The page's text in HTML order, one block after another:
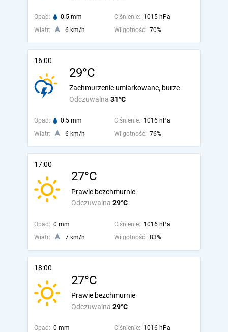
Opad: 0.5 mm Ciśnienie: 1015 hPa
Wiatr:
6 km/h Wilgotność: 70%
16:00
29°C
Odczuwalna 31°C
Zachmurzenie umiarkowane, burze
Opad: 0.5 mm Ciśnienie: 1016 hPa
Wiatr:
6 km/h Wilgotność: 76%
17:00
27°C
Odczuwalna 29°C
Prawie bezchmurnie
Opad: 0 mm Ciśnienie: 1016 hPa
Wiatr:
7 km/h Wilgotność: 83%
18:00
27°C
Odczuwalna 29°C
Prawie bezchmurnie
Opad: 0 mm Ciśnienie: 1016 hPa